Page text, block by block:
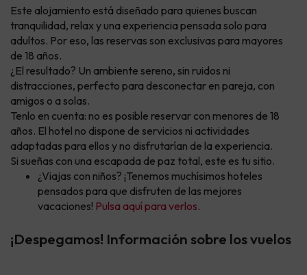
Este alojamiento está diseñado para quienes buscan
tranquilidad, relax y una experiencia pensada solo para
adultos. Por eso, las reservas son exclusivas para mayores
de 18 años.
¿El resultado? Un ambiente sereno, sin ruidos ni
distracciones, perfecto para desconectar en pareja, con
amigos o a solas.
Tenlo en cuenta: no es posible reservar con menores de 18
años. El hotel no dispone de servicios ni actividades
adaptadas para ellos y no disfrutarían de la experiencia.
Si sueñas con una escapada de paz total, este es tu sitio.
¿Viajas con niños? ¡Tenemos muchísimos hoteles
pensados para que disfruten de las mejores
vacaciones! Pulsa aquí para verlos.
¡Despegamos! Información sobre los vuelos